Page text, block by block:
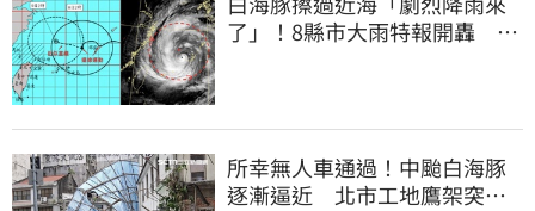
了」！8縣市大雨特報開轟 今
所幸無人車通過！中颱白海豚
逐漸逼近 北市工地鷹架突倒